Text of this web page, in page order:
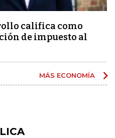
califica como
de impuesto al
MÁS ECONOMÍA